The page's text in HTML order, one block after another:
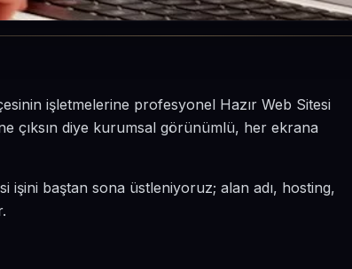
işletmelerine profesyonel Hazır Web Sitesi
çıksın diye kurumsal görünümlü, her ekrana
işini baştan sona üstleniyoruz; alan adı, hosting,